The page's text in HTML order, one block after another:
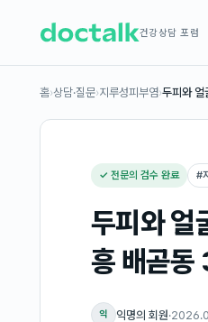
건강상담 포럼
홈›상담·질문›지루성피부염›두피와 얼
✓ 전문의 검수 완료 #
두피와 얼
흥 배곧
익 익명의 회원·